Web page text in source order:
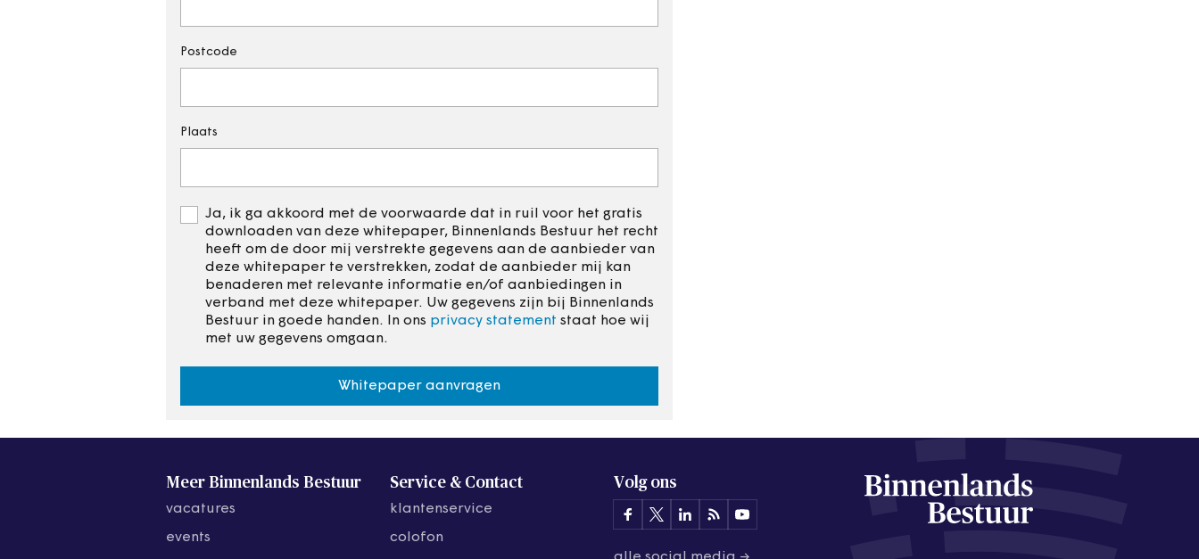
Postcode
Plaats
Ja, ik ga akkoord met de voorwaarde dat in ruil voor het gratis
downloaden van deze whitepaper, Binnenlands Bestuur het recht
heeft om de door mij verstrekte gegevens aan de aanbieder van
deze whitepaper te verstrekken, zodat de aanbieder mij kan
benaderen met relevante informatie en/of aanbiedingen in
verband met deze whitepaper. Uw gegevens zijn bij Binnenlands
Bestuur in goede handen. In ons privacy statement staat hoe wij
met uw gegevens omgaan.
Whitepaper aanvragen
Meer Binnenlands Bestuur
vacatures
events
Service & Contact
klantenservice
colofon
Volg ons